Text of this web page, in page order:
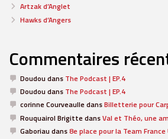
Artzak d’Anglet
Hawks d’Angers
Commentaires
Doudou dans The Podcast | EP.4
Doudou dans The Podcast | EP.4
corinne CourveaulledansBilletterie pour
Rouquairol BrigittedansVal et Théo, une
Gaboriau dans8e place pour la Team France